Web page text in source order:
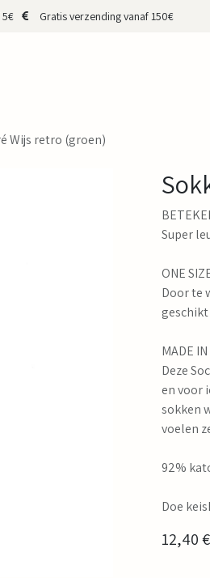
Gratis verzending vanaf 150€
Wijs retro (groen)
Super
ONE
Door te
MADE
Deze
en voor
sokken
voelen
92%
Doe
12,40€